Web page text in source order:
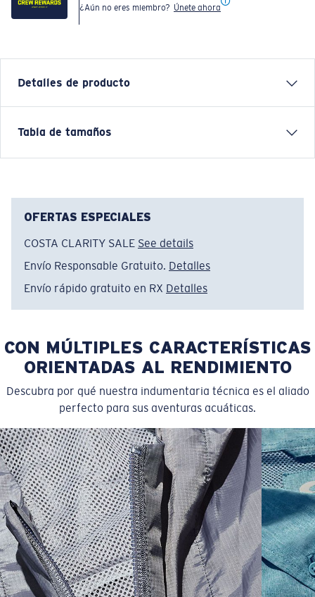
¿Aún no eres miembro? Únete ahora
Detalles de producto
Each graphic tee represents a story from the water—
Nombre del modelo: Wordmark Ocean
Color:Channel Blue
Tamaño:XXL
Tabla de tamaños
SIZES 1. CHEST 2. BODY LENGTH 3. SLEEVE LENGTH
S 19" 27” 7 ¾”
M 21" 28" 8 ¼”
L 23” 29” 8 ¾”
OFERTAS ESPECIALES
COSTA CLARITY SALE See details
Envío Responsable Gratuito. Detalles
Envío rápido gratuito en RX Detalles
CON MÚLTIPLES CARACTERÍSTICAS
ORIENTADAS AL RENDIMIENTO
Descubra por qué nuestra indumentaria técnica es el aliado
perfecto para sus aventuras acuáticas.